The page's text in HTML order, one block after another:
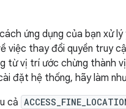
ứng dụng của bạn xử lý
việc thay đổi quyền truy
từ vị trí ước chừng thành
đặt hệ thống, hãy làm
cả